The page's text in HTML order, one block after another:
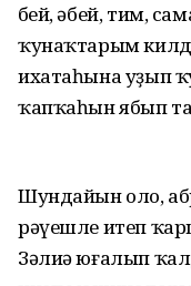
Әбей, әбей, тим,
ҡунаҡтарым
ихатаһына уҙып
ҡапҡаһын ябып
Шундайын оло,
рәүешле итеп
Зәлиә юғалып